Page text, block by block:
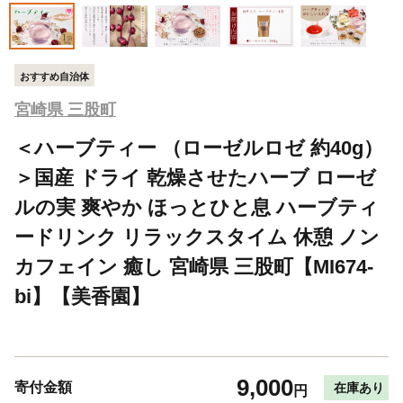
おすすめ自治体
宮崎県 三股町
＜ハーブティー （ローゼルロゼ 約40g）
＞国産 ドライ 乾燥させたハーブ ローゼ
ルの実 爽やか ほっとひと息 ハーブティ
ードリンク リラックスタイム 休憩 ノン
カフェイン 癒し 宮崎県 三股町【MI674-
bi】【美香園】
寄付金額 9,000円 在庫あり